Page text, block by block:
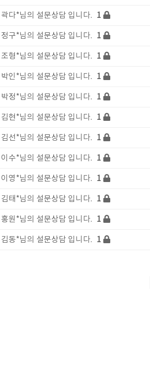
곽다*님의 설문상담 입니다. 1
정구*님의 설문상담 입니다. 1
조형*님의 설문상담 입니다. 1
박인*님의 설문상담 입니다. 1
박정*님의 설문상담 입니다. 1
김현*님의 설문상담 입니다. 1
김선*님의 설문상담 입니다. 1
이수*님의 설문상담 입니다. 1
이영*님의 설문상담 입니다. 1
김태*님의 설문상담 입니다. 1
홍원*님의 설문상담 입니다. 1
김동*님의 설문상담 입니다. 1